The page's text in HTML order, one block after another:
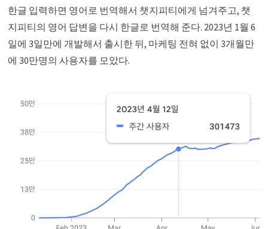
한글 입력하면 영어로 번역해서 챗지피티에게 넘겨주고, 챗
지피티의 영어 답변을 다시 한글로 번역해 준다. 2023년 1월 6
일에 3일만에 개발해서 출시한 뒤, 마케팅 전혀 없이 3개월만
에 30만명의 사용자를 모았다.